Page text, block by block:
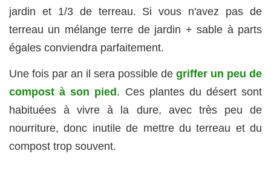
jardin et 1/3 de terreau. Si vous n'avez pas de
terreau un mélange terre de jardin + sable à parts
égales conviendra parfaitement.
Une fois par an il sera possible de griffer un peu de
compost à son pied. Ces plantes du désert sont
habituées à vivre à la dure, avec très peu de
nourriture, donc inutile de mettre du terreau et du
compost trop souvent.